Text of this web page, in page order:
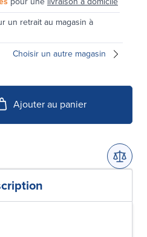
un retrait au magasin à
Choisir un autre magasin
Ajouter au panier